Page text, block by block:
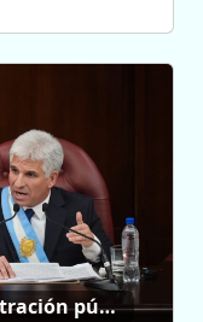
Reorganización de la administración pública